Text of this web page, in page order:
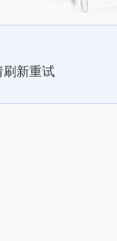
刷新重试